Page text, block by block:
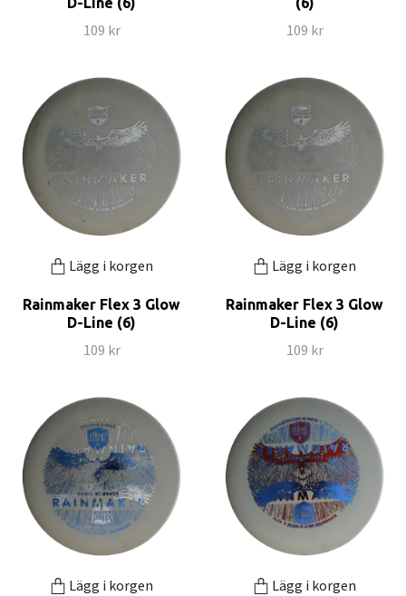
109 kr 109 kr
Lägg i korgen
Rainmaker Flex 3 Glow
D-Line (6)
109 kr
Lägg i korgen
Rainmaker Flex 3 Glow
D-Line (6)
109 kr
Lägg i korgen Lägg i korgen